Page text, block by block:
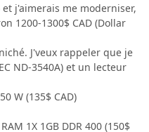
et j'aimerais me moderniser,
1200-1300$ CAD (Dollar
J'veux rappeler que je
ND-3540A) et un lecteur
W (135$ CAD)
1X 1GB DDR 400 (150$